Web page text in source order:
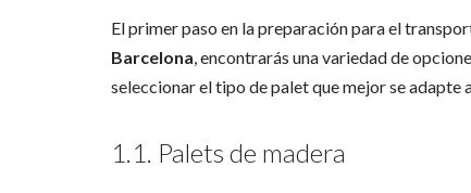
El primer paso en la preparación para el
Barcelona, encontrarás una variedad de
seleccionar el tipo de palet que mejor se
1.1. Palets de madera